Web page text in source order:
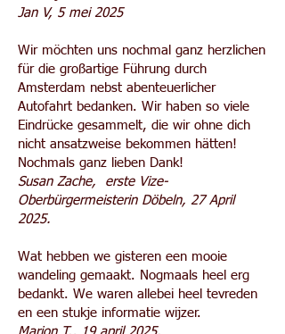
Jan V, 5 mei 2025
Wir möchten uns nochmal ganz herzlichen
für die großartige Führung durch
Amsterdam nebst abenteuerlicher
Autofahrt bedanken. Wir haben so viele
Eindrücke gesammelt, die wir ohne dich
nicht ansatzweise bekommen hätten!
Nochmals ganz lieben Dank!
Susan Zache, erste Vize-
Oberbürgermeisterin Döbeln, 27 April
2025.
Wat hebben we gisteren een mooie
wandeling gemaakt. Nogmaals heel erg
bedankt. We waren allebei heel tevreden
en een stukje informatie wijzer.